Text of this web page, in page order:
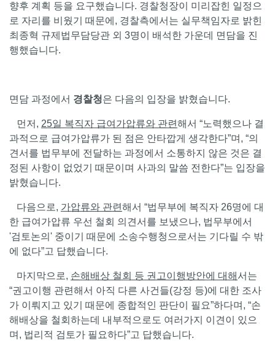
향후 계획 등을 요구했습니다. 경찰청장이 미리잡힌 일정으
로 자리를 비웠기 때문에, 경찰측에서는 실무책임자로 밝힌
최종혁 규제법무담당관 외 3명이 배석한 가운데 면담을 진
행했습니다.
면담 과정에서 경찰청은 다음의 입장을 밝혔습니다.
먼저, 25일 복직자 급여가압류와 관련해서 “노력했으나 결
과적으로 급여가압류가 된 점은 안타깝게 생각한다”며, “의
견서를 법무부에 전달하는 과정에서 소통하지 않은 것은 결
정된 사항이 없었기 때문이며 사과의 말씀 전한다”는 입장을
밝혔습니다.
다음으로, 가압류와 관련해서 “법무부에 복직자 26명에 대
한 급여가압류 우선 철회 의견서를 보냈으나, 법무부에서
'검토논의' 중이기 때문에 소송수행청으로서는 기다릴 수 밖
에 없다”고 답했습니다.
마지막으로, 손해배상 철회 등 권고이행방안에 대해 서는
“권고이행 관련해서 아직 다른 사건들(강정 등)에 대한 조사
가 이뤄지고 있기 때문에 종합적인 판단이 필요”하다며, “손
해배상을 철회하는데 내부적으로도 여러가지 이견이 있으
며, 법리적 검토가 필요하다”고 답했습니다.